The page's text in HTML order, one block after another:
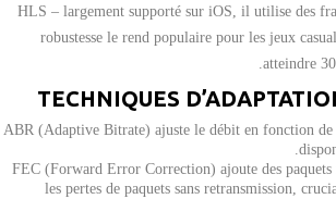
HLS – largement supporté sur iOS, il utilise des
robustesse le rend populaire pour les jeux
atteindre
TECHNIQUES
ABR (Adaptive Bitrate) ajuste le débit en fonction de
FEC (Forward Error Correction) ajoute des
les pertes de paquets sans retransmission,